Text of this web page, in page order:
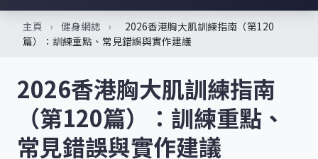
主頁 › 健身網誌 ›
2026香港胸大肌訓練指南（第120
篇）：訓練重點、常見錯誤與實作建議
2026香港胸大肌訓練指南
（第120篇）：訓練重點、
常見錯誤與實作建議